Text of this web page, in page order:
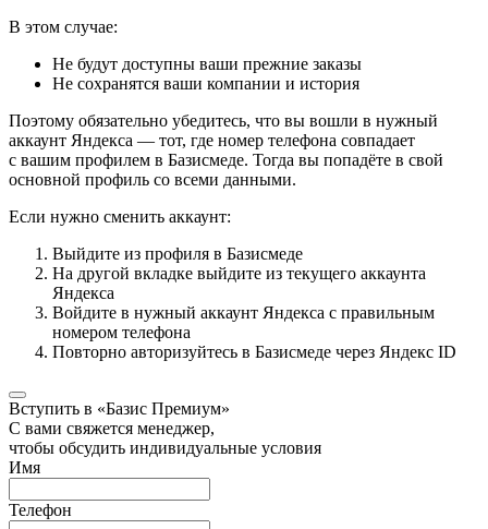
В этом случае:
Не будут доступны ваши прежние заказы
Не сохранятся ваши компании и история
Поэтому обязательно убедитесь, что вы вошли в нужный
аккаунт Яндекса — тот, где номер телефона совпадает
с вашим профилем в Базисмеде. Тогда вы попадёте в свой
основной профиль со всеми данными.
Если нужно сменить аккаунт:
Выйдите из профиля в Базисмеде
На другой вкладке выйдите из текущего аккаунта
Яндекса
Войдите в нужный аккаунт Яндекса с правильным
номером телефона
Повторно авторизуйтесь в Базисмеде через Яндекс ID
Вступить в «Базис Премиум»
С вами свяжется менеджер,
чтобы обсудить индивидуальные условия
Имя
Телефон